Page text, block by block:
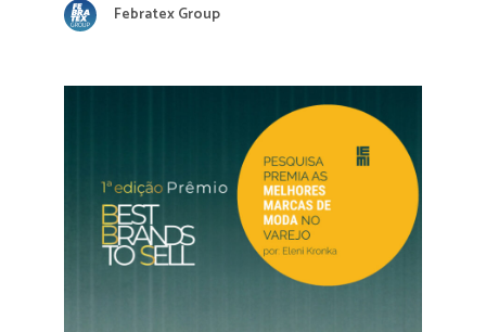
Febratex Group